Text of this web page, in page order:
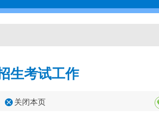
生考试工作
关闭本页